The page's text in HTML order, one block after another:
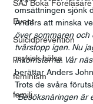
SAJ Boka
Event
Suicidprevention
psykisk hälsa
feminism
familj
omsättningen sjönk
Anders att minska
över sommaren och
tvärstopp igen. Nu
inkomsterna. Vår
berättar Anders
Trots de svåra
”Besöksnäringen är